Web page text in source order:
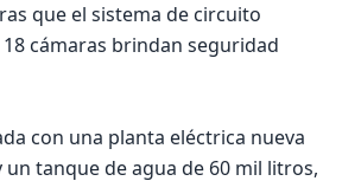
que el sistema de circuito
18 cámaras brindan seguridad
con una planta eléctrica nueva
tanque de agua de 60 mil litros,